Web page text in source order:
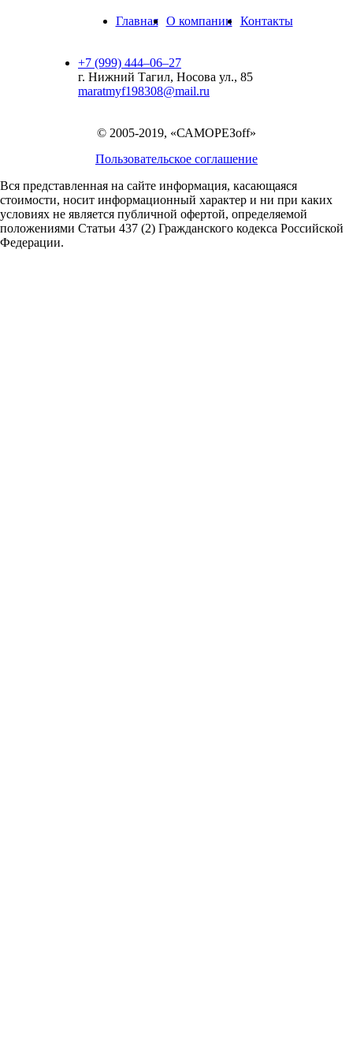
Главная О компании Контакты
+7 (999) 444‒06‒27
г. Нижний Тагил, Носова ул., 85
maratmyf198308@mail.ru
© 2005-2019, «САМОРЕЗoff»
Пользовательское соглашение
Вся представленная на сайте информация, касающаяся
стоимости, носит информационный характер и ни при каких
условиях не является публичной офертой, определяемой
положениями Статьи 437 (2) Гражданского кодекса Российской
Федерации.